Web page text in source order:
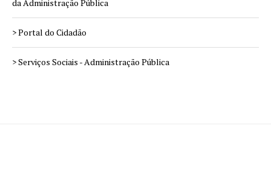
da Administração Pública
> Portal do Cidadão
> Serviços Sociais - Administração Pública